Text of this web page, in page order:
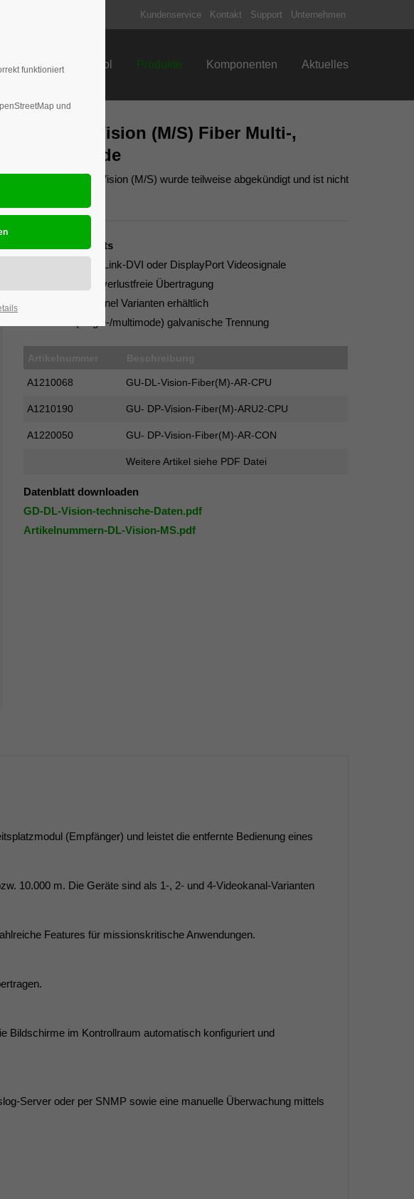
Inc.
CA 94102
Aenean massa. Cum sociis natoque
quam felis, ultricies nec.
Kundenservice Kontakt Support Unternehmen
V-MultiControl Produkte Komponenten Aktuelles
G&D DL-Vision (M/S) Fiber Multi-,
Singlemode
das Produkt DL-Vision (M/S) wurde teilweise abgekündigt und ist nicht
Produkthighlights
Single- und Dual-Link-DVI oder DisplayPort Videosignale
unkomprimierte, verlustfreie Übertragung
auch in Multichannel Varianten erhältlich
durch LWL (single-/multimode) galvanische Trennung
A1210068 GU-DL-Vision-Fiber(M)-AR-CPU
A1210190 GU- DP-Vision-Fiber(M)-ARU2-CPU
A1220050 GU- DP-Vision-Fiber(M)-AR-CON
Weitere Artikel siehe PDF Datei
Datenblatt downloaden
GD-DL-Vision-technische-Daten.pdf
Artikelnummern-DL-Vision-MS.pdf
(Empfänger) und leistet die entfernte Bedienung eines
10.000 m. Die Geräte sind als 1-, 2- und 4-Videokanal-Varianten
Features für missionskritische Anwendungen.
Bildschirme im Kontrollraum automatisch konfiguriert und
Server oder per SNMP sowie eine manuelle Überwachung mittels
funktioniert
und